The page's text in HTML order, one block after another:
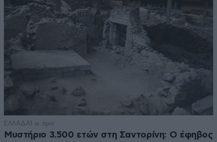
ΕΛΛΑΔΑ1 ω. πριν
Μυστήριο 3.500 ετών στη Σαντορίνη: Ο έφηβος